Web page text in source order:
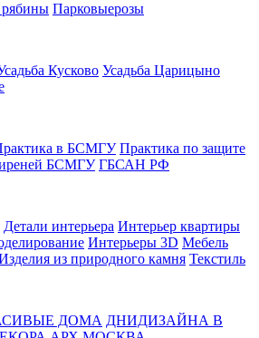
Парковыерозы
Кусково Усадьба Царицыно
в БСМГУ Практика по защите
БСМГУ ГБСАН РФ
Детали интерьера Интерьер квартиры
Интерьеры 3D Мебель
из природного камня Текстиль
ДОМА ДНИДИЗАЙНА В